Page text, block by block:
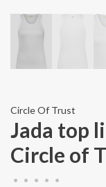
Circle Of Trust
Jada top
Circle of
• • • •
•